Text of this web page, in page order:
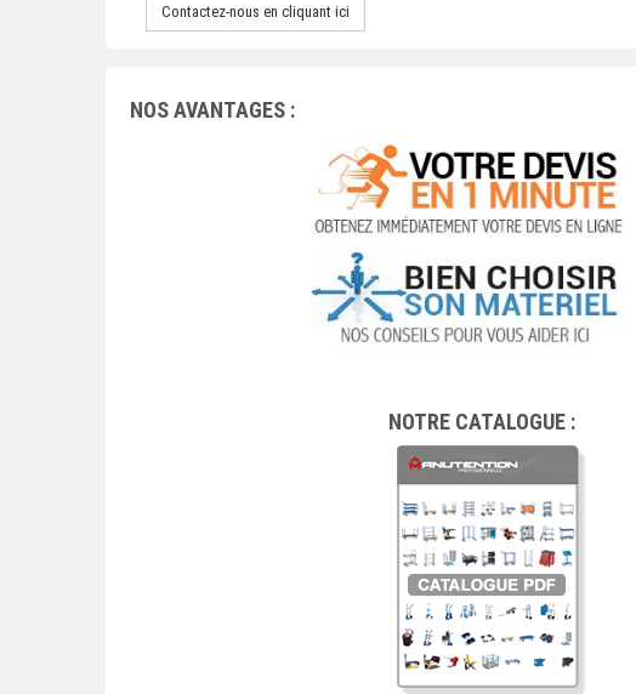
Contactez-nous en cliquant ici
NOS AVANTAGES :
NOTRE CATALOGUE :